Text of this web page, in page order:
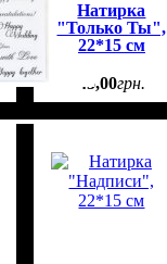
Натирка
"Только Ты",
22*15 см
45,00грн.